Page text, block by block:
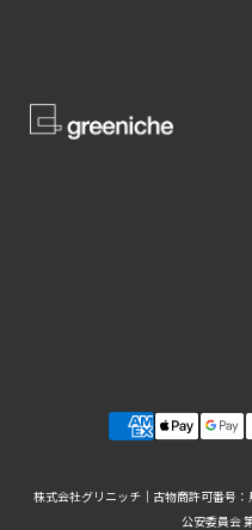
株式会社グリニッチ｜古物商許可番号
公安委員会